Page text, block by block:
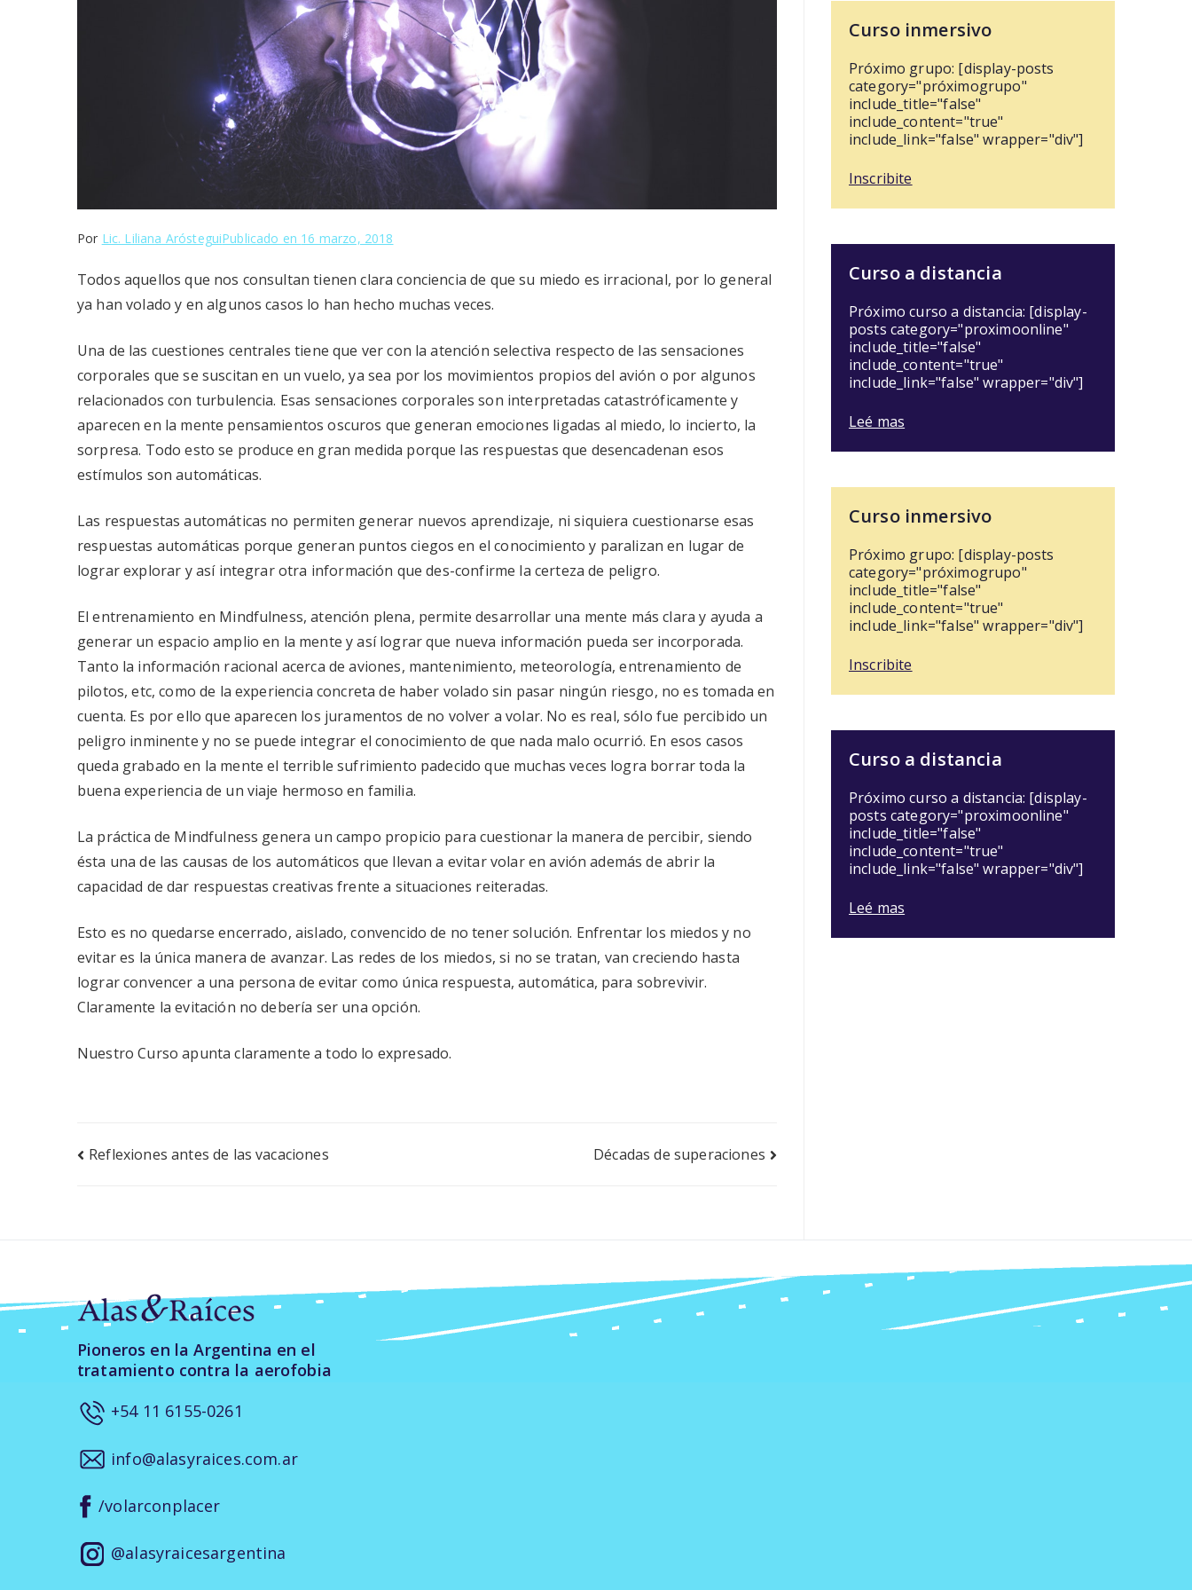
Por Lic. Liliana ArósteguiPublicado en 16 marzo, 2018
Todos aquellos que nos consultan tienen clara conciencia de que su miedo es irracional, por lo general
ya han volado y en algunos casos lo han hecho muchas veces.
Una de las cuestiones centrales tiene que ver con la atención selectiva respecto de las sensaciones
corporales que se suscitan en un vuelo, ya sea por los movimientos propios del avión o por algunos
relacionados con turbulencia. Esas sensaciones corporales son interpretadas catastróficamente y
aparecen en la mente pensamientos oscuros que generan emociones ligadas al miedo, lo incierto, la
sorpresa. Todo esto se produce en gran medida porque las respuestas que desencadenan esos
estímulos son automáticas.
Las respuestas automáticas no permiten generar nuevos aprendizaje, ni siquiera cuestionarse esas
respuestas automáticas porque generan puntos ciegos en el conocimiento y paralizan en lugar de
lograr explorar y así integrar otra información que des-confirme la certeza de peligro.
El entrenamiento en Mindfulness, atención plena, permite desarrollar una mente más clara y ayuda a
generar un espacio amplio en la mente y así lograr que nueva información pueda ser incorporada.
Tanto la información racional acerca de aviones, mantenimiento, meteorología, entrenamiento de
pilotos, etc, como de la experiencia concreta de haber volado sin pasar ningún riesgo, no es tomada en
cuenta. Es por ello que aparecen los juramentos de no volver a volar. No es real, sólo fue percibido un
peligro inminente y no se puede integrar el conocimiento de que nada malo ocurrió. En esos casos
queda grabado en la mente el terrible sufrimiento padecido que muchas veces logra borrar toda la
buena experiencia de un viaje hermoso en familia.
La práctica de Mindfulness genera un campo propicio para cuestionar la manera de percibir, siendo
ésta una de las causas de los automáticos que llevan a evitar volar en avión además de abrir la
capacidad de dar respuestas creativas frente a situaciones reiteradas.
Esto es no quedarse encerrado, aislado, convencido de no tener solución. Enfrentar los miedos y no
evitar es la única manera de avanzar. Las redes de los miedos, si no se tratan, van creciendo hasta
lograr convencer a una persona de evitar como única respuesta, automática, para sobrevivir.
Claramente la evitación no debería ser una opción.
Nuestro Curso apunta claramente a todo lo expresado.
Navegación
Reflexiones antes de las vacaciones Décadas de superaciones
Curso inmersivo
Próximo grupo: [display-posts
category="próximogrupo"
include_title="false"
include_content="true"
include_link="false" wrapper="div"]
Inscribite
Curso a distancia
Próximo curso a distancia: [display-
posts category="proximoonline"
include_title="false"
include_content="true"
include_link="false" wrapper="div"]
Leé mas
Curso inmersivo
Próximo grupo: [display-posts
category="próximogrupo"
include_title="false"
include_content="true"
include_link="false" wrapper="div"]
Inscribite
Curso a distancia
Próximo curso a distancia: [display-
posts category="proximoonline"
include_title="false"
include_content="true"
include_link="false" wrapper="div"]
Leé mas
Pioneros en la Argentina en el
tratamiento contra la aerofobia
+54 11 6155-0261
info@alasyraices.com.ar
/volarconplacer
@alasyraicesargentina